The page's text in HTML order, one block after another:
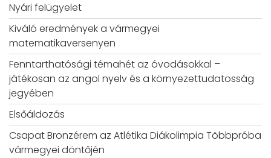
Nyári felügyelet
Kiváló eredmények a vármegyei
matematikaversenyen
Fenntarthatósági témahét az óvodásokkal –
játékosan az angol nyelv és a környezettudatosság
jegyében
Elsőáldozás
Csapat Bronzérem az Atlétika Diákolimpia Többpróba
vármegyei döntőjén